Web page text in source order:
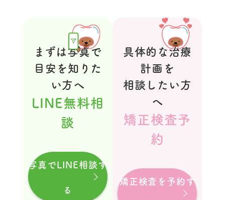
まずは写真で
目安を知りた
い方へ
LINE無料相
談
写真でLINE相談す
る
具体的な治療
計画を
相談したい方
へ
矯正検査予
約
矯正検査を予約す